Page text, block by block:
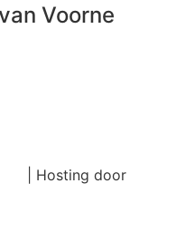
Voorne
| Hosting door